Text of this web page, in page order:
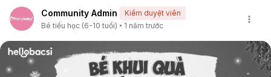
Community Admin
Kiểm duyệt viên
Bé tiểu học (6-10 tuổi)
1 năm trước